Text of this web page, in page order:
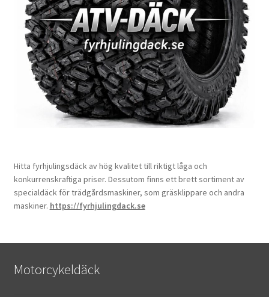
Hitta fyrhjulingsdäck av hög kvalitet till riktigt låga och
konkurrenskraftiga priser. Dessutom finns ett brett sortiment av
specialdäck för trädgårdsmaskiner, som gräsklippare och andra
maskiner. https://fyrhjulingdack.se
Motorcykeldäck